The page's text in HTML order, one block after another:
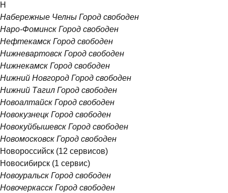
Н
Набережные Челны Город свободен
Наро-Фоминск Город свободен
Нефтекамск Город свободен
Нижневартовск Город свободен
Нижнекамск Город свободен
Нижний Новгород Город свободен
Нижний Тагил Город свободен
Новоалтайск Город свободен
Новокузнецк Город свободен
Новокуйбышевск Город свободен
Новомосковск Город свободен
Новороссийск (12 сервисов)
Новосибирск (1 сервис)
Новоуральск Город свободен
Новочеркасск Город свободен